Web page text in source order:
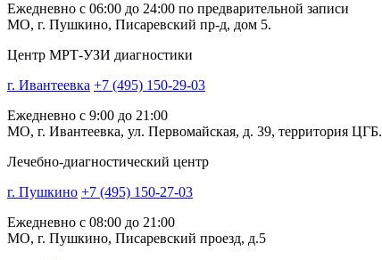
Ежедневно с 06:00 до 24:00 по предварительной записи
МО, г. Пушкино, Писаревский пр-д, дом 5.
Центр МРТ-УЗИ диагностики
г. Ивантеевка +7 (495) 150-29-03
Ежедневно с 9:00 до 21:00
МО, г. Ивантеевка, ул. Первомайская, д. 39, территория ЦГБ.
Лечебно-диагностический центр
г. Пушкино +7 (495) 150-27-03
Ежедневно с 08:00 до 21:00
МО, г. Пушкино, Писаревский проезд, д.5